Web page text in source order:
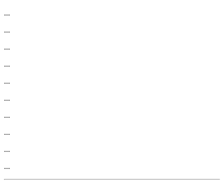
...
...
...
...
...
...
...
...
...
...